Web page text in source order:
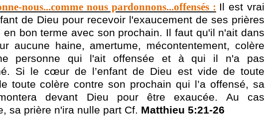
nous...comme nous pardonnons...offensés : Il est vrai
de Dieu pour recevoir l'exaucement de ses prières
en bon terme avec son prochain. Il faut qu'il n'ait dans
aucune haine, amertume, mécontentement, colère
personne qui l'ait offensée et à qui il n'a pas
Si le cœur de l’enfant de Dieu est vide de toute
toute colère contre son prochain qui l’a offensé, sa
devant Dieu pour être exaucée. Au cas
sa prière n'ira nulle part Cf. Matthieu 5:21-26